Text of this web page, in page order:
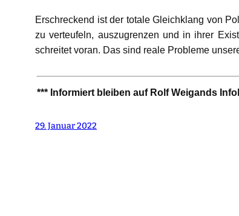
Erschreckend ist der totale Gleichklang von
zu verteufeln, auszugrenzen und in ihrer
schreitet voran. Das sind reale Probleme
*** Informiert bleiben auf Rolf Weigands
29. Januar 2022